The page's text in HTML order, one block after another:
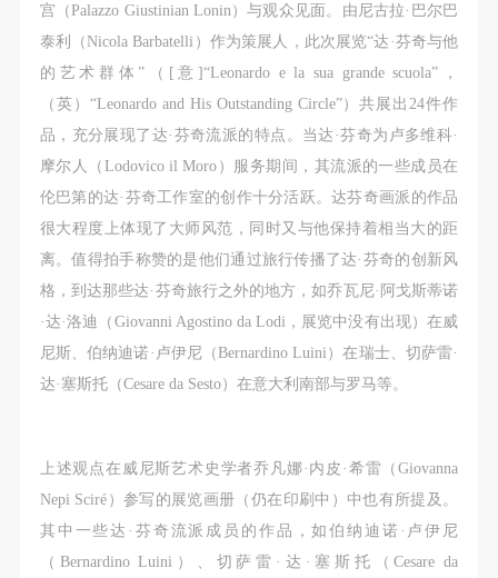
宫（Palazzo Giustinian Lonin）与观众见面。由尼古拉·巴尔巴
泰利（Nicola Barbatelli）作为策展人，此次展览“达·芬奇与他
的艺术群体”（[意]“Leonardo e la sua grande scuola”，
（英）“Leonardo and His Outstanding Circle”）共展出24件作
品，充分展现了达·芬奇流派的特点。当达·芬奇为卢多维科·
摩尔人（Lodovico il Moro）服务期间，其流派的一些成员在
伦巴第的达·芬奇工作室的创作十分活跃。达芬奇画派的作品
很大程度上体现了大师风范，同时又与他保持着相当大的距
离。值得拍手称赞的是他们通过旅行传播了达·芬奇的创新风
格，到达那些达·芬奇旅行之外的地方，如乔瓦尼·阿戈斯蒂诺
·达·洛迪（Giovanni Agostino da Lodi，展览中没有出现）在威
尼斯、伯纳迪诺·卢伊尼（Bernardino Luini）在瑞士、切萨雷·
达·塞斯托（Cesare da Sesto）在意大利南部与罗马等。
上述观点在威尼斯艺术史学者乔凡娜·内皮·希雷（Giovanna
Nepi Sciré）参写的展览画册（仍在印刷中）中也有所提及。
其中一些达·芬奇流派成员的作品，如伯纳迪诺·卢伊尼
（Bernardino Luini）、切萨雷·达·塞斯托（Cesare da
关“章程”规定享受相关权益。
中央美术学院美术馆活动安全免责协议书
第一条
本次活动公平公正、自愿参加与退出、风险与责任自
负的原则。但活动有风险，参加者应有必要的风险意
识。
第二条
参加本次活动者必须遵守中华人民共和国的相关法
律、法规，必须遵循道德和社会公德规范，并应该具
备以人为本、团结友爱、互相帮助和助人为乐的良好
品质。
第三条
同下参观。
第四条
参加活动者在此次活动期间的人身安全责任自负。鼓
励参加者自行购买人身安全保险。活动中一旦出现事
关“章程”规定享受相关权益。
中央美术学院美术馆活动安全免责协议书
第一条
本次活动公平公正、自愿参加与退出、风险与责任自
负的原则。但活动有风险，参加者应有必要的风险意
识。
第二条
参加本次活动者必须遵守中华人民共和国的相关法
律、法规，必须遵循道德和社会公德规范，并应该具
备以人为本、团结友爱、互相帮助和助人为乐的良好
品质。
第三条
同下参观。
第四条
参加活动者在此次活动期间的人身安全责任自负。鼓
励参加者自行购买人身安全保险。活动中一旦出现事
关“章程”规定享受相关权益。
中央美术学院美术馆活动安全免责协议书
第一条
本次活动公平公正、自愿参加与退出、风险与责任自
负的原则。但活动有风险，参加者应有必要的风险意
识。
第二条
参加本次活动者必须遵守中华人民共和国的相关法
律、法规，必须遵循道德和社会公德规范，并应该具
备以人为本、团结友爱、互相帮助和助人为乐的良好
品质。
第三条
同下参观。
第四条
参加活动者在此次活动期间的人身安全责任自负。鼓
励参加者自行购买人身安全保险。活动中一旦出现事